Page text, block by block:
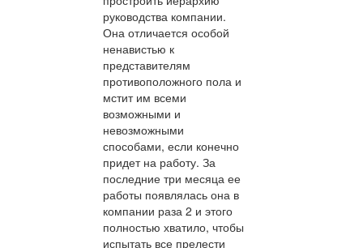
руководства компании.
Она отличается особой
ненавистью к
представителям
противоположного пола и
мстит им всеми
возможными и
невозможными
способами, если конечно
придет на работу. За
последние три месяца ее
работы появлялась она в
компании раза 2 и этого
полностью хватило, чтобы
испытать все прелести